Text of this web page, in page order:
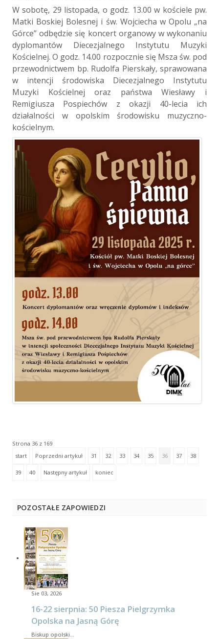
W sobotę, 29 listopada, o godz. 13.00 w kościele pw.
Matki Boskiej Bolesnej i św. Wojciecha w Opolu „na
Górce” odbędzie się koncert organowy w wykonaniu
dyplomantów Diecezjalnego Instytutu Muzyki
Kościelnej. O godz. 14.00 rozpocznie się Msza św. pod
przewodnictwem bp. Rudolfa Pierskały, sprawowana
w intencji środowiska Diecezjalnego Instytutu
Muzyki Kościelnej oraz państwa Wiesławy i
Remigiusza Pospiechów z okazji 40-lecia ich
działalności w opolskim środowisku muzyczno-
kościelnym.
Strona 36 z 169
start
Poprzedni artykuł 31 32 33 34 35 36 37 38
39 40 Następny artykuł koniec
POZOSTAŁE ZAPOWIEDZI
Sie 03, 2026
16-22 sierpnia: 50 Piesza Pielgrzymka
Opolska na Jasną Górę
Biskup opolski…